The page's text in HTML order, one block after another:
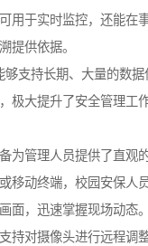
用于实时监控，还能在
提供依据。
够支持长期、大量的数
极大提升了安全管理工
为管理人员提供了直观
移动终端，校园安保人
面，迅速掌握现场动态。
持对摄像头进行远程调